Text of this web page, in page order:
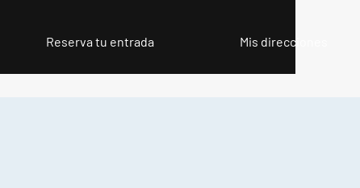
Reserva tu entrada Mis direcciones